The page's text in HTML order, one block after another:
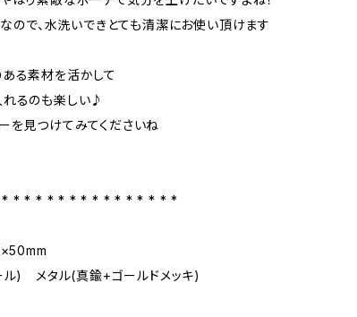
で、水洗いできとても清潔にお使い頂けます
る素材を活かして
れるのも楽しい♪
を見つけてみてくださいね
* * * * * * * * * * * * * * *
) メタル(真鍮+ゴールドメッキ)